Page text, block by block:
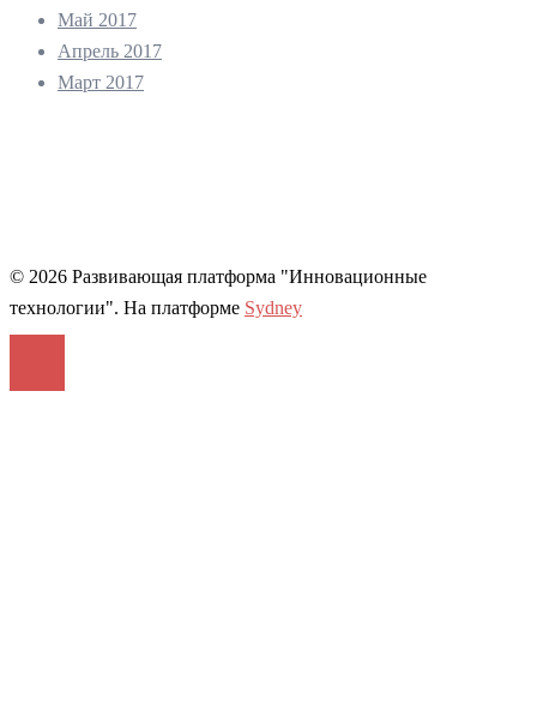
Май 2017
Апрель 2017
Март 2017
© 2026 Развивающая платформа "Инновационные
технологии". На платформе Sydney
Войти